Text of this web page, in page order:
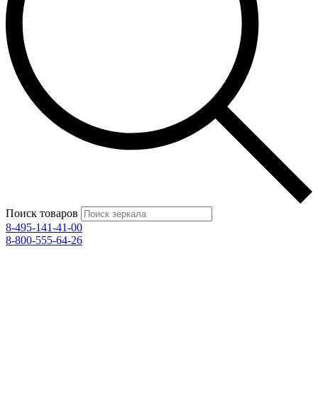
Поиск товаров
8-495-141-41-00
8-800-555-64-26